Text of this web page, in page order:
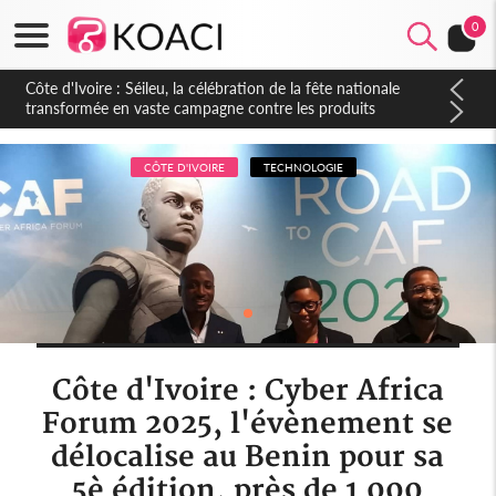
0
Côte d'Ivoire : Séileu, la célébration de la fête nationale
transformée en vaste campagne contre les produits
dépigmentants dangereux
CÔTE D'IVOIRE TECHNOLOGIE
Côte d'Ivoire : Cyber Africa
Forum 2025, l'évènement se
délocalise au Benin pour sa